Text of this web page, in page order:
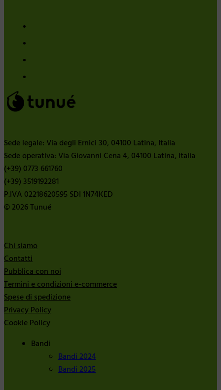
Sede legale: Via degli Ernici 30, 04100 Latina, Italia
Sede operativa: Via Giovanni Cena 4, 04100 Latina, Italia
(+39) 0773 661760
(+39) 3519192281
P.IVA 02218620595 SDI 1N74KED
© 2026 Tunué
Chi siamo
Contatti
Pubblica con noi
Termini e condizioni e-commerce
Spese di spedizione
Privacy Policy
Cookie Policy
Bandi
Bandi 2024
Bandi 2025